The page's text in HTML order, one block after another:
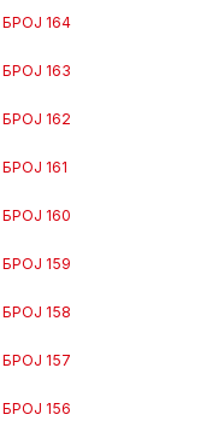
БРОЈ 164
БРОЈ 163
БРОЈ 162
БРОЈ 161
БРОЈ 160
БРОЈ 159
БРОЈ 158
БРОЈ 157
БРОЈ 156